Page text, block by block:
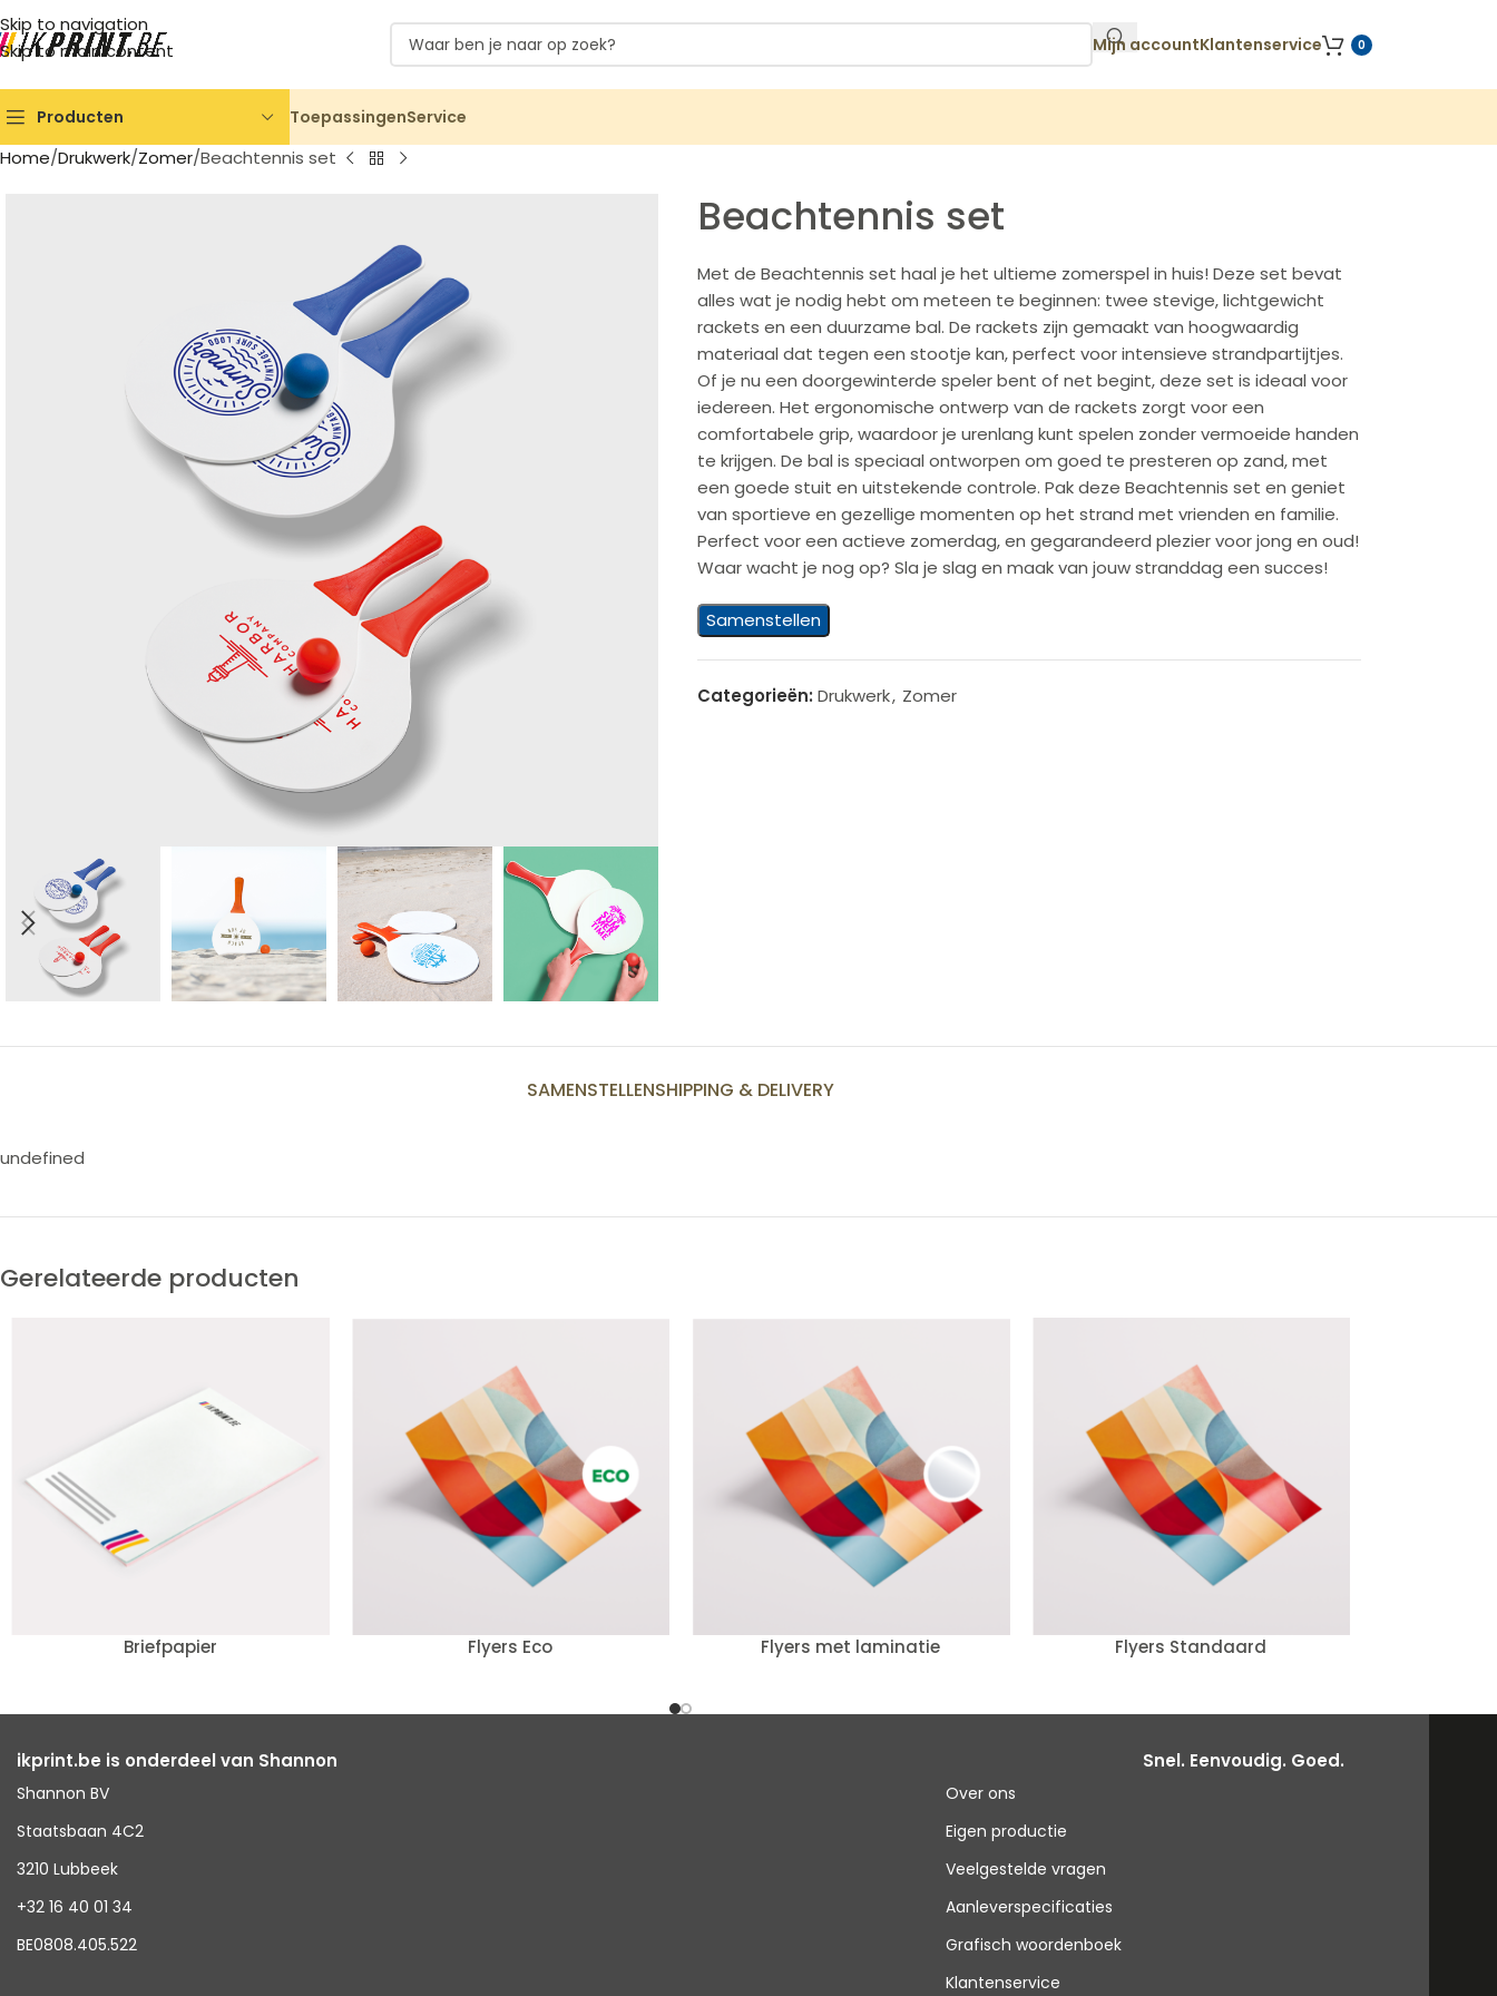
Skip to navigation
Skip to main content
Mijn accountKlantenservice 0
Producten ToepassingenService
Home Drukwerk Zomer Beachtennis set
Beachtennis set
Met de Beachtennis set haal je het ultieme zomerspel in huis! Deze set bevat
alles wat je nodig hebt om meteen te beginnen: twee stevige, lichtgewicht
rackets en een duurzame bal. De rackets zijn gemaakt van hoogwaardig
materiaal dat tegen een stootje kan, perfect voor intensieve strandpartijtjes.
Of je nu een doorgewinterde speler bent of net begint, deze set is ideaal voor
iedereen. Het ergonomische ontwerp van de rackets zorgt voor een
comfortabele grip, waardoor je urenlang kunt spelen zonder vermoeide handen
te krijgen. De bal is speciaal ontworpen om goed te presteren op zand, met
een goede stuit en uitstekende controle. Pak deze Beachtennis set en geniet
van sportieve en gezellige momenten op het strand met vrienden en familie.
Perfect voor een actieve zomerdag, en gegarandeerd plezier voor jong en oud!
Waar wacht je nog op? Sla je slag en maak van jouw stranddag een succes!
Samenstellen
Categorieën: Drukwerk, Zomer
SAMENSTELLENSHIPPING & DELIVERY
undefined
Gerelateerde producten
Briefpapier Flyers Eco Flyers met laminatie Flyers Standaard
ikprint.be is onderdeel van Shannon
Shannon BV
Staatsbaan 4C2
3210 Lubbeek
+32 16 40 01 34
BE0808.405.522
Snel. Eenvoudig. Goed.
Over ons
Eigen productie
Veelgestelde vragen
Aanleverspecificaties
Grafisch woordenboek
Klantenservice